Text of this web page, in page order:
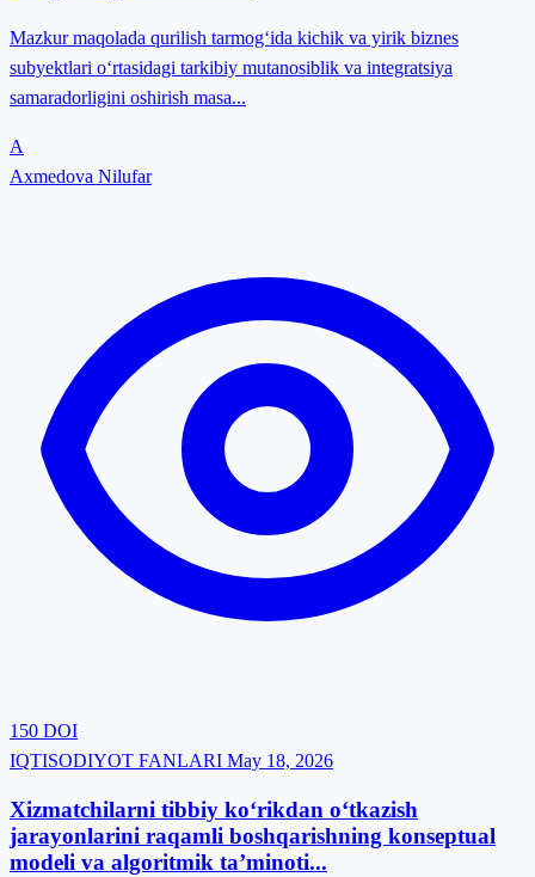
Mazkur maqolada qurilish tarmog‘ida kichik va yirik biznes
subyektlari o‘rtasidagi tarkibiy mutanosiblik va integratsiya
samaradorligini oshirish masa...
A
Axmedova Nilufar
150 DOI
IQTISODIYOT FANLARI May 18, 2026
Xizmatchilarni tibbiy ko‘rikdan o‘tkazish
jarayonlarini raqamli boshqarishning konseptual
modeli va algoritmik ta’minoti...